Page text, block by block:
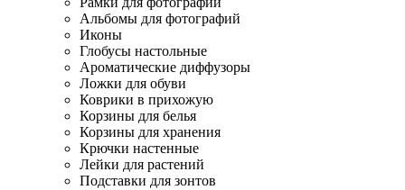
Альбомы для фотографий
Иконы
Глобусы настольные
Ароматические диффузоры
Ложки для обуви
Коврики в прихожую
Корзины для белья
Корзины для хранения
Крючки настенные
Лейки для растений
Подставки для зонтов